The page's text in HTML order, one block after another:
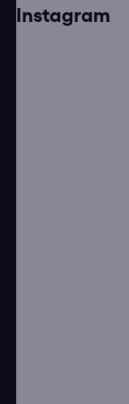
Instagram